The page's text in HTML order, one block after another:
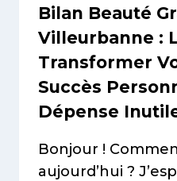
Bilan Beauté
Villeurbanne :
Transformer
Succès
Dépense
Bonjour !
aujourd’hui ?